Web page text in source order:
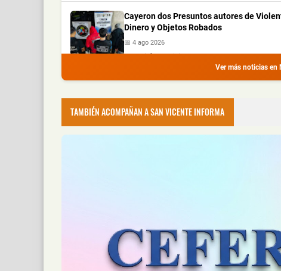
Cayeron dos Presuntos autores de
Dinero y Objetos Robados
📅 4 ago 2026
La Policía de Misiones recuperó una
Un Incendio Destruyó una Vivienda en
📅 4 ago 2026
Una vivienda fue destruida por un incendio
Ver más noticias
TAMBIÉN ACOMPAÑAN A SAN VICENTE INFORMA